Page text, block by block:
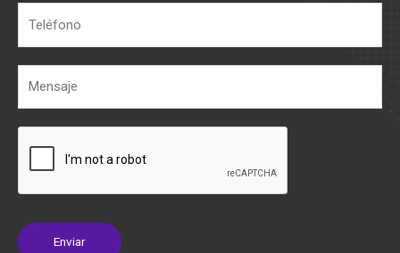
Enviar